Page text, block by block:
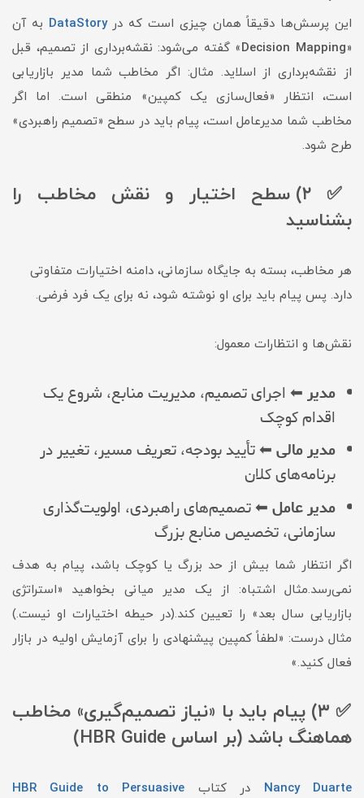
این پرسش‌ها دقیقاً همان چیزی است که درDataStory به آن
«
Decision Mapping» گفته می‌شود: نقشه‌برداری از تصمیم، قبل
از نقشه‌برداری از اسلاید. مثال: اگر مخاطب شما مدیر بازاریابی
است، انتظار «فعال‌سازی یک کمپین» منطقی است. اما اگر
مخاطب شما مدیرعامل است، پیام باید در سطح «تصمیم راهبردی»
طرح شود.
✅ ۲) سطح اختیار و نقش مخاطب را
بشناسید
هر مخاطب، بسته به جایگاه سازمانی، دامنه اختیارات متفاوتی
دارد. پس پیام باید برای او نوشته شود، نه برای یک فرد فرضی.
نقش‌ها و انتظارات معمول:
مدیر⬅ اجرای تصمیم، مدیریت منابع، شروع یک
اقدام کوچک
مدیر مالی⬅ تأیید بودجه، تعریف مسیر، تغییر در
برنامه‌های کلان
مدیر عامل⬅ تصمیم‌های راهبردی، اولویت‌گذاری
سازمانی، تخصیص منابع بزرگ
اگر انتظار شما بیش از حد بزرگ یا کوچک باشد، پیام به هدف
نمی‌رسد.مثال اشتباه: از یک مدیر میانی بخواهید «استراتژی
بازاریابی سال بعد» را تعیین کند.(در حیطه اختیارات او نیست.)
مثال درست: «لطفاً کمپین پیشنهادی را برای آزمایش اولیه در بازار
فعال کنید.»
✅ ۳) پیام باید با «نیاز تصمیم‌گیری» مخاطب
هماهنگ باشد (بر اساس HBR Guide)
Nancy Duarte در کتاب HBR Guide to Persuasive